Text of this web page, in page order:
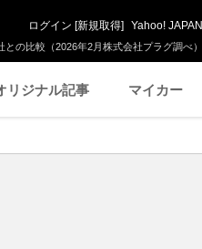
の比較（2026年2月株式会社プラグ調べ）
ログイン [新規取得] Yahoo! JAPAN
リジナル記事 マイカー